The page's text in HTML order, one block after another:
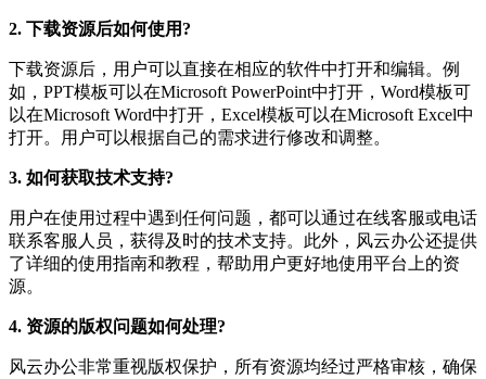
2. 下载资源后如何使用?
下载资源后，用户可以直接在相应的软件中打开和编辑。例
如，PPT模板可以在Microsoft PowerPoint中打开，Word模板可
以在Microsoft Word中打开，Excel模板可以在Microsoft Excel中
打开。用户可以根据自己的需求进行修改和调整。
3. 如何获取技术支持?
用户在使用过程中遇到任何问题，都可以通过在线客服或电话
联系客服人员，获得及时的技术支持。此外，风云办公还提供
了详细的使用指南和教程，帮助用户更好地使用平台上的资
源。
4. 资源的版权问题如何处理?
风云办公非常重视版权保护，所有资源均经过严格审核，确保